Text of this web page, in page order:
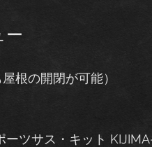
ー
根の開閉が可能）
ーツサス・キット